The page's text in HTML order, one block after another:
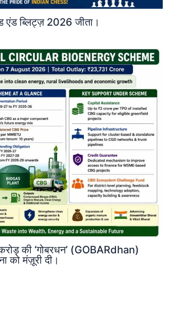
एंड ब्लिट्ज़ 2026 जीता।
की ‘गोबरधन’ (GOBARdhan)
को मंज़ूरी दी।